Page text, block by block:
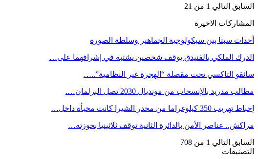
السابق التالي 1 من 21
المشاركات الاخيرة
أحداث سبتا بين سيكولوجية الجماهير وسلطة الصورة
الدرك الملكي بالفنيدق يوقف شخصين يشتبه في إشرافهما على…
سائقو التاكسي تحت مقصلة “الهجرة غير النظامية”..…
مطالب مدريد بالإنسحاب من مونديال 2030 تصل البرلمان….
إحباط تهريب 350 كيلوغراما من مخدر الشيرا كانت مخبأة داخل…
مراكش.. عناصر الأمن بالدائرة الثانية توقف ثلاثينيا بحوزته…
السابق التالي 1 من 708
التصنيفات